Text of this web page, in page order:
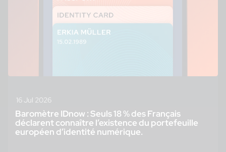
16 Jul 2026
Baromètre IDnow : Seuls 18 % des Français
déclarent connaître l’existence du portefeuille
européen d’identité numérique.